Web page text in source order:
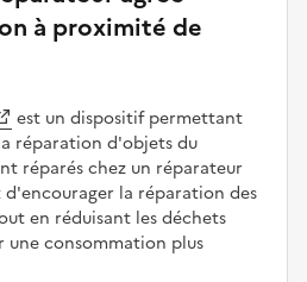
à proximité de
est un dispositif permettant
réparation d'objets du
réparés chez un réparateur
d'encourager la réparation des
en réduisant les déchets
consommation plus